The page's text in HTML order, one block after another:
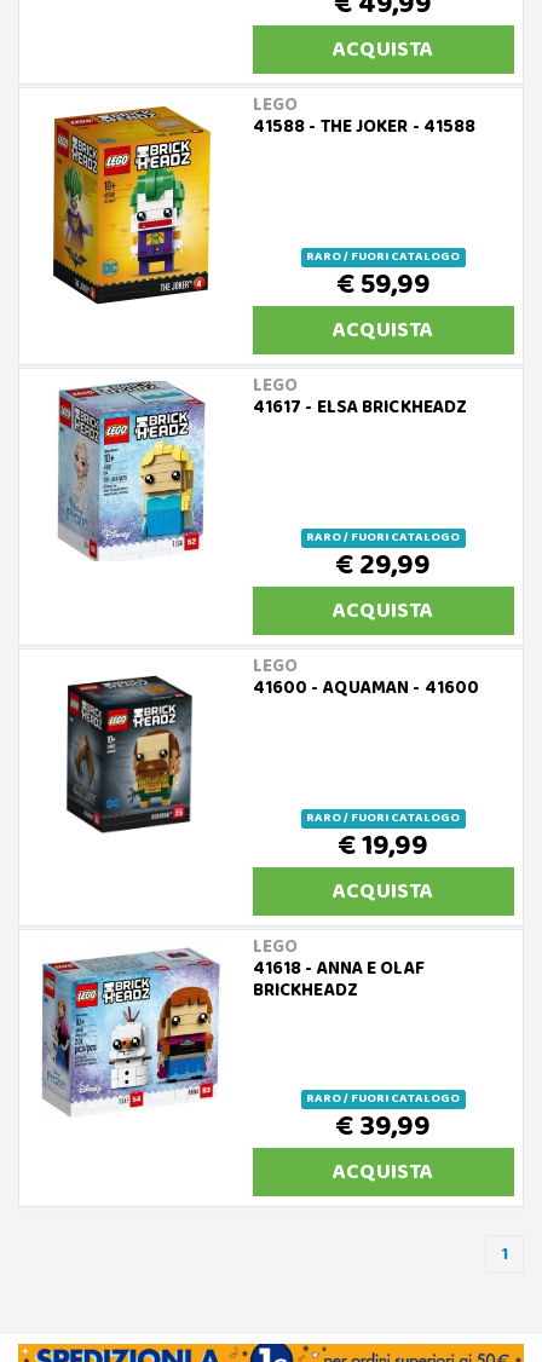
ACQUISTA
LEGO
41588 - THE JOKER - 41588
RARO / FUORI CATALOGO
€ 59,99
ACQUISTA
LEGO
41617 - ELSA BRICKHEADZ
RARO / FUORI CATALOGO
€ 29,99
ACQUISTA
LEGO
41600 - AQUAMAN - 41600
RARO / FUORI CATALOGO
€ 19,99
ACQUISTA
LEGO
41618 - ANNA E OLAF
BRICKHEADZ
RARO / FUORI CATALOGO
€ 39,99
ACQUISTA
1